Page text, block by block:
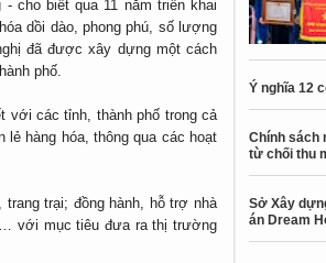
cho biết qua 11 năm triển khai
dồi dào, phong phú, số lượng
đã được xây dựng một cách
phố.
với các tỉnh, thành phố trong cả
hàng hóa, thông qua các hoạt
trại; đồng hành, hỗ trợ nhà
với mục tiêu đưa ra thị trường
Ý nghĩa 12
Chính sách
từ chối thu
Sở Xây
án Dream